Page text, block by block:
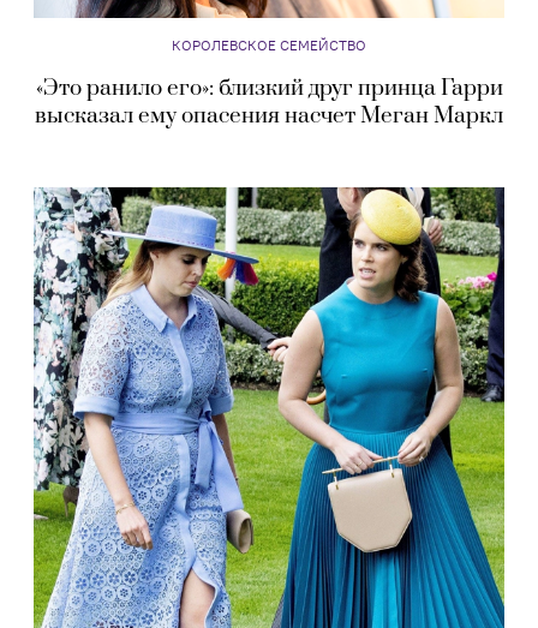
КОРОЛЕВСКОЕ СЕМЕЙСТВО
«Это ранило его»: близкий друг принца Гарри
высказал ему опасения насчет Меган Маркл